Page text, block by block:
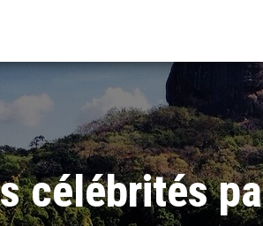
célébrités